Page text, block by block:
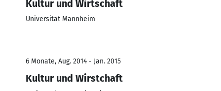
Kultur und Wirtschaft
Universität Mannheim
6 Monate, Aug. 2014 - Jan. 2015
Kultur und Wirstchaft